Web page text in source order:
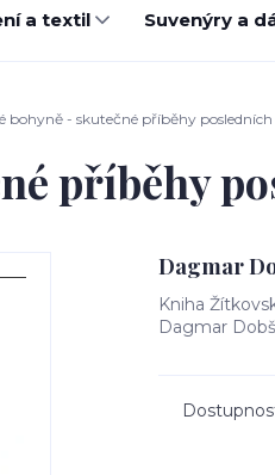
a textil Suvenýry a
bohyně - skutečné příběhy
příběhy
Dagmar
Kniha
Dagmar